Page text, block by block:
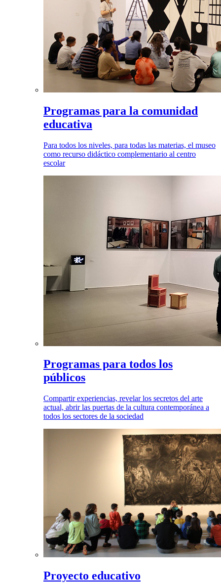
Programas para la comunidad
educativa
Para todos los niveles, para todas las materias, el museo
como recurso didáctico complementario al centro
escolar
Programas para todos los
públicos
Compartir experiencias, revelar los secretos del arte
actual, abrir las puertas de la cultura contemporánea a
todos los sectores de la sociedad
Proyecto educativo